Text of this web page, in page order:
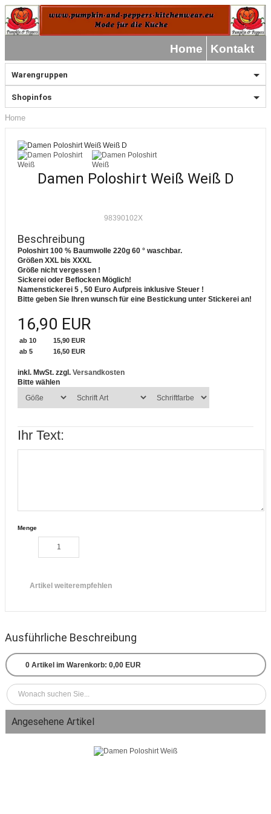
Home Kontakt
Warengruppen
Shopinfos
Home
Damen Poloshirt Weiß Weiß D
98390102X
Beschreibung
Poloshirt 100 % Baumwolle 220g 60 ° waschbar.
Größen XXL bis XXXL
Größe nicht vergessen !
Sickerei oder Beflocken Möglich!
Namenstickerei 5 , 50 Euro Aufpreis inklusive Steuer !
Bitte geben Sie Ihren wunsch für eine Bestickung unter Stickerei an!
16,90 EUR
ab 10
15,90 EUR
ab 5
16,50 EUR
inkl. MwSt. zzgl. Versandkosten
Bitte wählen
Ihr Text:
Menge
Artikel weiterempfehlen
Ausführliche Beschreibung
0 Artikel im Warenkorb: 0,00 EUR
Angesehene Artikel